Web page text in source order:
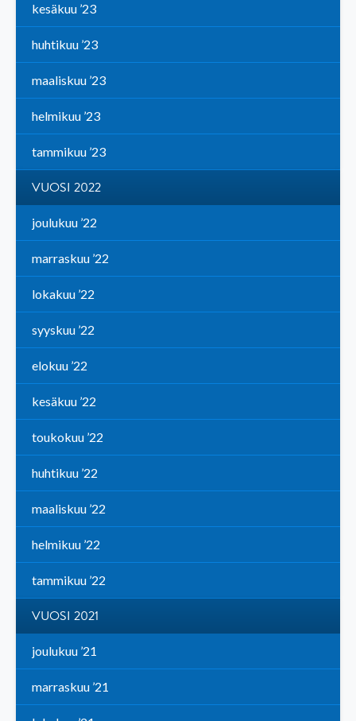
kesäkuu ’23
huhtikuu ’23
maaliskuu ’23
helmikuu ’23
tammikuu ’23
VUOSI 2022
joulukuu ’22
marraskuu ’22
lokakuu ’22
syyskuu ’22
elokuu ’22
kesäkuu ’22
toukokuu ’22
huhtikuu ’22
maaliskuu ’22
helmikuu ’22
tammikuu ’22
VUOSI 2021
joulukuu ’21
marraskuu ’21